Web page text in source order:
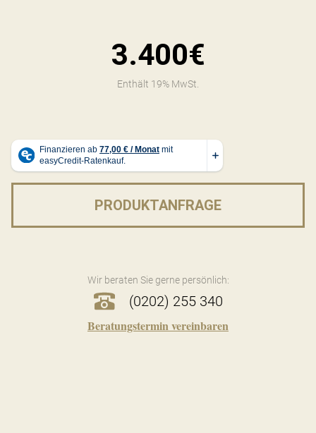
3.400€
Enthält 19% MwSt.
PRODUKTANFRAGE
Wir beraten Sie gerne persönlich:
(0202) 255 340
Beratungstermin vereinbaren